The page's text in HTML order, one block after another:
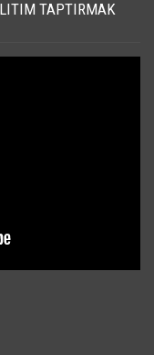
TAPTIRMAK